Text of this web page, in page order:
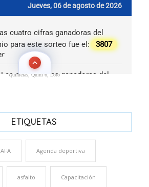
Quinielas, Quini 6, Loto
ETIQUETAS
AFA Agenda deportiva
asfalto Capacitación